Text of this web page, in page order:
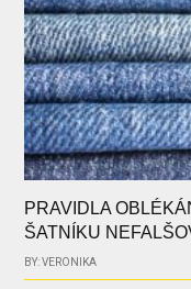
PRAVIDLA
ŠATNÍKU
BY: VERONIKA